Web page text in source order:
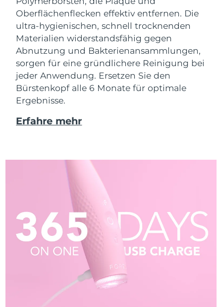
Oberflächenflecken effektiv entfernen. Die
ultra-hygienischen, schnell trocknenden
Materialien widerstandsfähig gegen
Abnutzung und Bakterienansammlungen,
sorgen für eine gründlichere Reinigung bei
jeder Anwendung. Ersetzen Sie den
Bürstenkopf alle 6 Monate für optimale
Ergebnisse.
Erfahre mehr